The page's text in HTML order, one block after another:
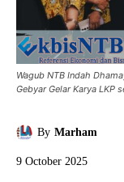
Wagub NTB Indah
Gebyar Gelar Karya LKP
By Marham
9 October 2025